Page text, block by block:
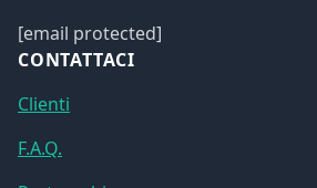
[email protected]
CONTATTACI
Clienti
F.A.Q.